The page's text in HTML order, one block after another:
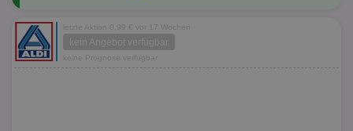
letzte Aktion 0,99 € vor 17 Wochen
kein Angebot verfügbar
keine Prognose verfügbar